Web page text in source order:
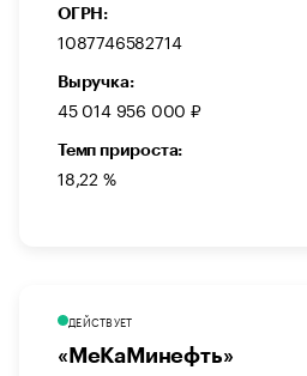
ОГРН:
1087746582714
Выручка:
45 014 956 000 ₽
Темп прироста:
18,22 %
ДЕЙСТВУЕТ
«МеКаМинефть»